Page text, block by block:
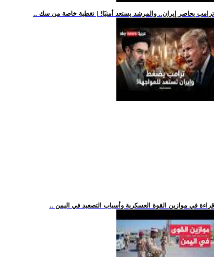
.. ترامب يحاصر إيران.. والمرشد يستعد أمنيًا! | تغطية خاصة من سك
.. قراءة في موازين القوة العسكرية وأسباب التصعيد في اليمن